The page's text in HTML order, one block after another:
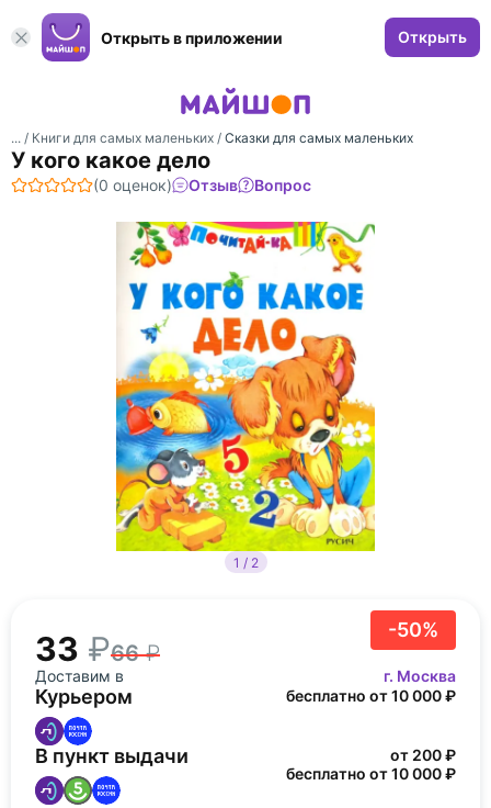
Открыть в приложении Открыть
... / Книги для самых маленьких / Сказки для самых маленьких
У кого какое дело
(0 оценок) Отзыв Вопрос
1 / 2
-50%
33 66
Доставим в г. Москва
Курьером бесплатно от 10 000 ₽
В пункт выдачи
от 200 ₽
бесплатно от 10 000 ₽